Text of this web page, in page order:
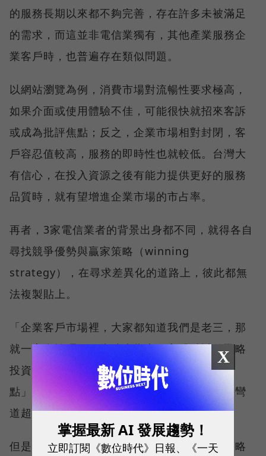
的服務長期以來都不夠完善，存在許多未被滿足
的需求，而這並非電信業獨有，其他產業服務企
業客戶時，也普遍存在類似問題。
以網站瀏覽為例，消費市場對流暢性要求極高，
如果介面或使用體驗不佳，可能很快就招來客訴
或成為批評焦點；反之，企業市場相對封閉，客
戶容忍值較高，服務的即時性也就較低。台灣大
有信心，在投入資源之後有能力提供更好的服務
品質時，就有望增進企業市場的市占率。
再者，3家電信業者的背景出身都不同，就得各自
尋找競爭優勢與贏家策略（winning
strategy），在尋求差異化的道路上，彼此都無
法複製貼上。
「企業客戶市場裡，大家都知道我們是老三，那
就一定會輸嗎？」朱曉幸指出，入股精誠的戰略
投資，就是創造電信三雄競爭賽道中的「拐
點」，未來台灣大還要創造無數個拐點，等待彎
道超車的機會，在動態競爭下聰明地贏。
但是要贏，考驗的就是這樁電信與資服業的策略
X
掌握最新 AI 發展趨勢！
立即訂閱《數位時代》日報、《一天